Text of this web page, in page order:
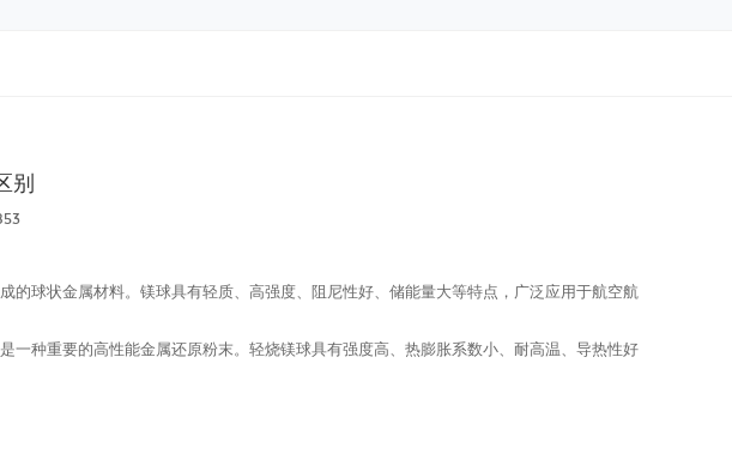
别
球状金属材料。镁球具有轻质、高强度、阻尼性好、储能量大等特点，广泛应用于航空航
种重要的高性能金属还原粉末。轻烧镁球具有强度高、热膨胀系数小、耐高温、导热性好